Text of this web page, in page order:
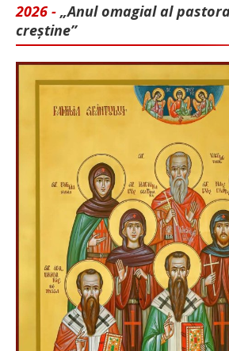
2026 - „Anul omagial al
creștine”